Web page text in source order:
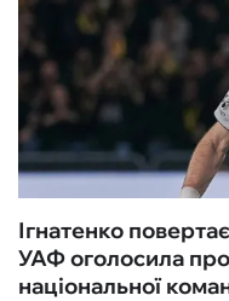
БУКМЕКЕРИ
Ігнатенко
УАФ оголосила
національної